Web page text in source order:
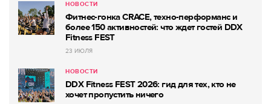
НОВОСТИ
Фитнес-гонка CRACE, техно-перформанс и
более 150 активностей: что ждет гостей DDX
Fitness FEST
23 ИЮЛЯ
НОВОСТИ
DDX Fitness FEST 2026: гид для тех, кто не
хочет пропустить ничего